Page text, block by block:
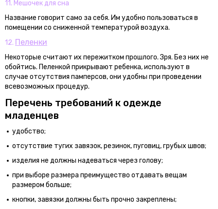
11. Мешочек для сна
Название говорит само за себя. Им удобно пользоваться в
помещении со сниженной температурой воздуха.
12. Пеленки
Некоторые считают их пережитком прошлого. Зря. Без них не
обойтись. Пеленкой прикрывают ребенка, используют в
случае отсутствия памперсов, они удобны при проведении
всевозможных процедур.
Перечень требований к одежде
младенцев
удобство;
отсутствие тугих завязок, резинок, пуговиц, грубых швов;
изделия не должны надеваться через голову;
при выборе размера преимущество отдавать вещам
размером больше;
кнопки, завязки должны быть прочно закреплены;